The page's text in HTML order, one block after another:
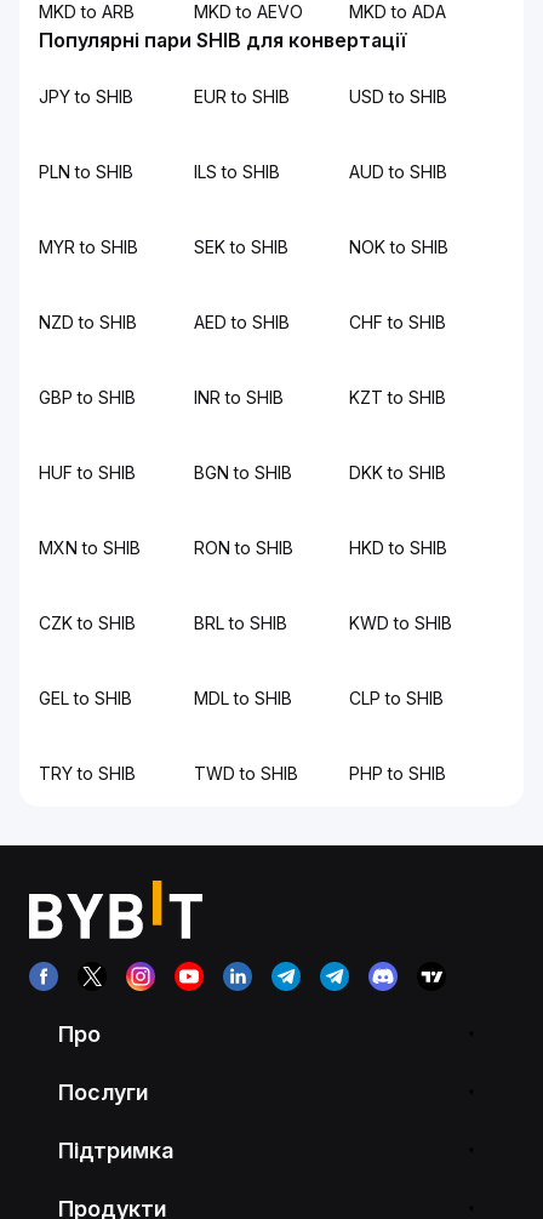
MKD to ARB MKD to AEVO MKD to ADA
Популярні пари SHIB для конвертації
JPY to SHIB EUR to SHIB USD to SHIB
PLN to SHIB ILS to SHIB AUD to SHIB
MYR to SHIB SEK to SHIB NOK to SHIB
NZD to SHIB AED to SHIB CHF to SHIB
GBP to SHIB INR to SHIB KZT to SHIB
HUF to SHIB BGN to SHIB DKK to SHIB
MXN to SHIB RON to SHIB HKD to SHIB
CZK to SHIB BRL to SHIB KWD to SHIB
GEL to SHIB MDL to SHIB CLP to SHIB
TRY to SHIB TWD to SHIB PHP to SHIB
Про
Послуги
Підтримка
Продукти